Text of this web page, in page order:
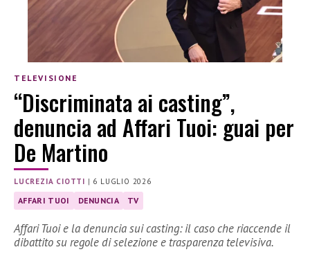
TELEVISIONE
“Discriminata ai casting”,
denuncia ad Affari Tuoi: guai per
De Martino
LUCREZIA CIOTTI | 6 LUGLIO 2026
AFFARI TUOI DENUNCIA TV
Affari Tuoi e la denuncia sui casting: il caso che riaccende il
dibattito su regole di selezione e trasparenza televisiva.